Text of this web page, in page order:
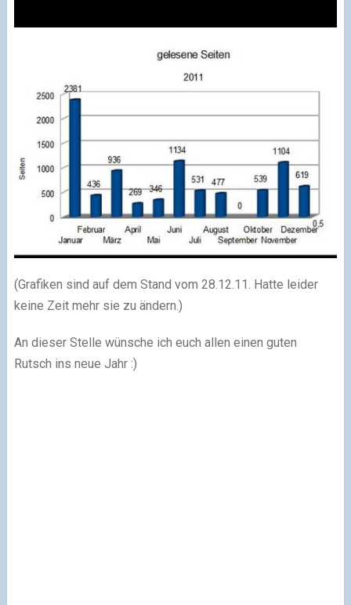
(Grafiken sind auf dem Stand vom 28.12.11. Hatte leider
keine Zeit mehr sie zu ändern.)
An dieser Stelle wünsche ich euch allen einen guten
Rutsch ins neue Jahr :)